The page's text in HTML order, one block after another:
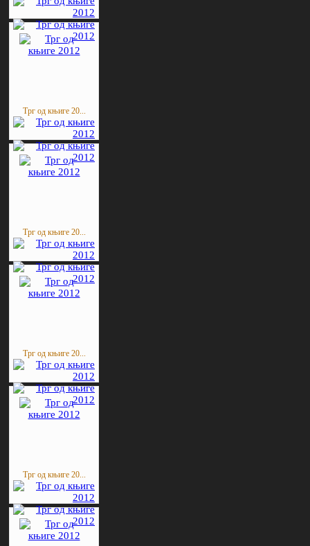
Трг од књиге 20...
Трг од књиге 20...
Трг од књиге 20...
Трг од књиге 20...